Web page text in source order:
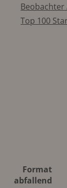
Beobachter
Top 100
Format
abfallend